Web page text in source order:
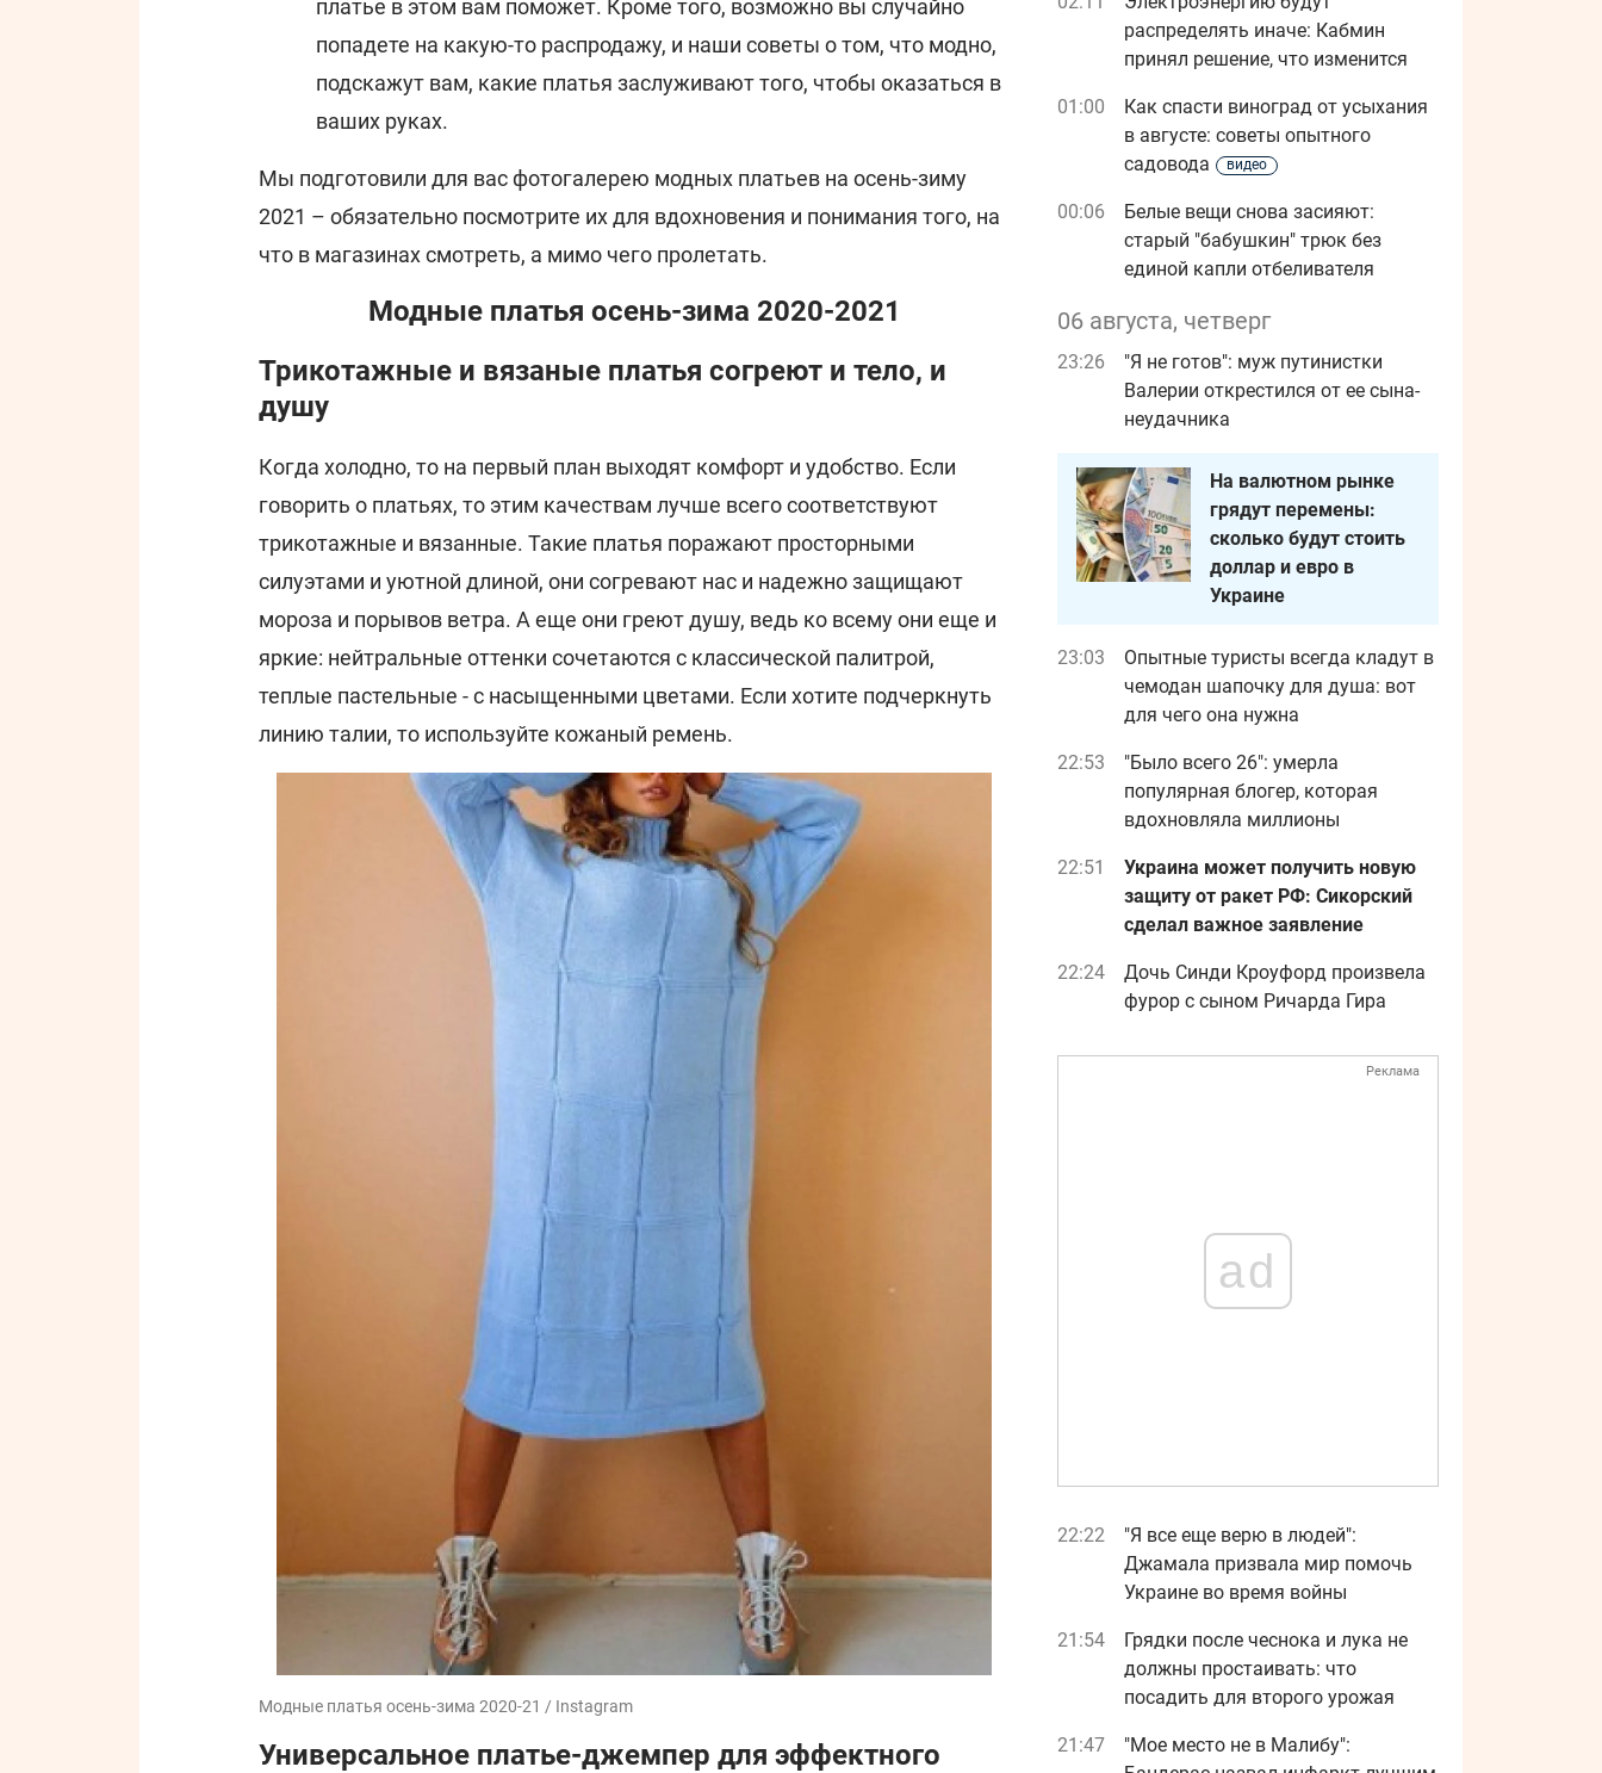
платье в этом вам поможет. Кроме того, возможно вы случайно
попадете на какую-то распродажу, и наши советы о том, что модно,
подскажут вам, какие платья заслуживают того, чтобы оказаться в
ваших руках.
Мы подготовили для вас фотогалерею модных платьев на осень-зиму
2021 – обязательно посмотрите их для вдохновения и понимания того, на
что в магазинах смотреть, а мимо чего пролетать.
Модные платья осень-зима 2020-2021
Трикотажные и вязаные платья согреют и тело, и
душу
Когда холодно, то на первый план выходят комфорт и удобство. Если
говорить о платьях, то этим качествам лучше всего соответствуют
трикотажные и вязанные. Такие платья поражают просторными
силуэтами и уютной длиной, они согревают нас и надежно защищают
мороза и порывов ветра. А еще они греют душу, ведь ко всему они еще и
яркие: нейтральные оттенки сочетаются с классической палитрой,
теплые пастельные - с насыщенными цветами. Если хотите подчеркнуть
линию талии, то используйте кожаный ремень.
Модные платья осень-зима 2020-21 / Instagram
Универсальное платье-джемпер для эффектного
распределять иначе: Кабмин
принял решение, что изменится
01:00
Как спасти виноград от усыхания
в августе: советы опытного
садовода
видео
00:06
Белые вещи снова засияют:
старый "бабушкин" трюк без
единой капли отбеливателя
06 августа, четверг
23:26
"Я не готов": муж путинистки
Валерии открестился от ее сына-
неудачника
На валютном рынке
грядут перемены:
сколько будут стоить
доллар и евро в
Украине
23:03
Опытные туристы всегда кладут в
чемодан шапочку для душа: вот
для чего она нужна
22:53
"Было всего 26": умерла
популярная блогер, которая
вдохновляла миллионы
22:51
Украина может получить новую
защиту от ракет РФ: Сикорский
сделал важное заявление
22:24
Дочь Синди Кроуфорд произвела
фурор с сыном Ричарда Гира
Реклама
ad
22:22
"Я все еще верю в людей":
Джамала призвала мир помочь
Украине во время войны
21:54
Грядки после чеснока и лука не
должны простаивать: что
посадить для второго урожая
21:47
"Мое место не в Малибу":